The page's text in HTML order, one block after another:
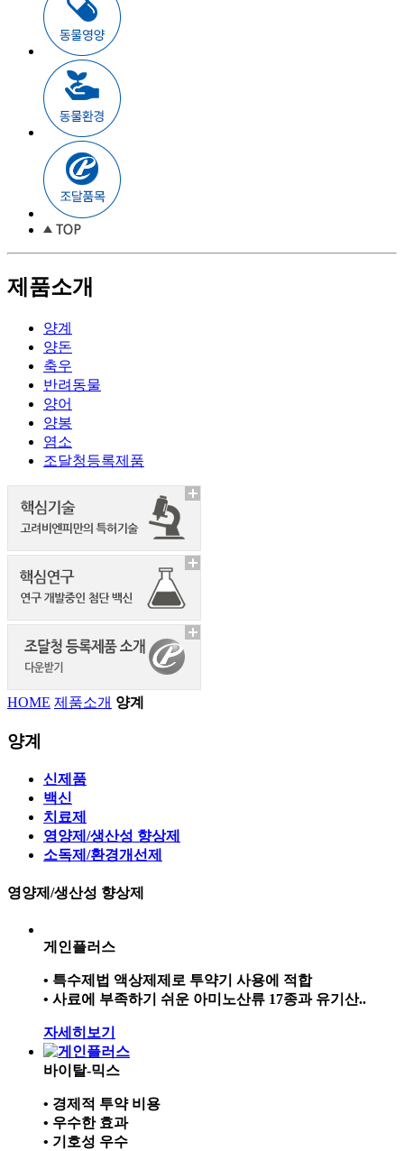
제품소개
양계
양돈
축우
반려동물
양어
양봉
염소
조달청등록제품
HOME 제품소개 양계
양계
신제품
백신
치료제
영양제/생산성 향상제
소독제/환경개선제
영양제/생산성 향상제
게인플러스
• 특수제법 액상제제로 투약기 사용에 적합
• 사료에 부족하기 쉬운 아미노산류 17종과 유기산..
자세히보기
바이탈-믹스
• 경제적 투약 비용
• 우수한 효과
• 기호성 우수